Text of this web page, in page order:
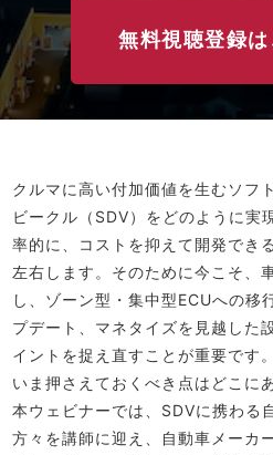
無料視聴登録
クルマに高い付加価値を生むソフ
ビークル（SDV）をどのように実
率的に、コストを抑えて開発でき
左右します。そのために今こそ、
し、ゾーン型・集中型ECUへの移
プデート、マネタイズを見越した
イントを捉え直すことが重要です
いま押さえておくべき点はどこに
本ウェビナーでは、SDVに携わる
方々を講師に迎え、自動車メーカ